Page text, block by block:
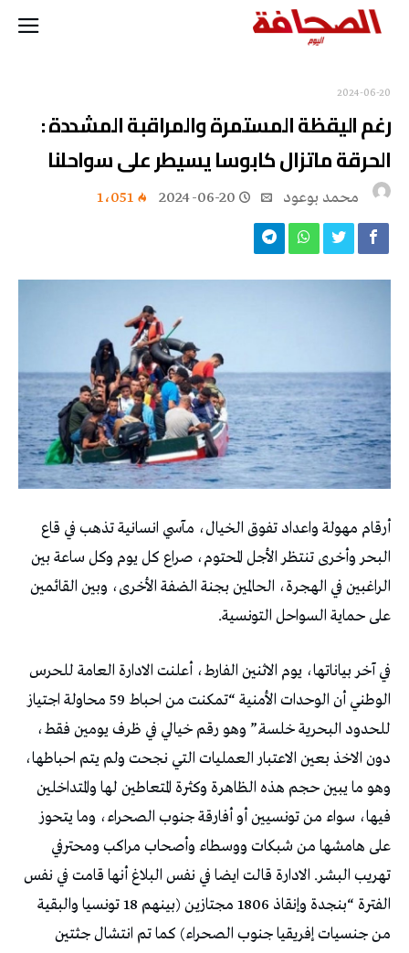
2024-06-20
رغم اليقظة المستمرة والمراقبة المشددة :
الحرقة ماتزال كابوسا يسيطر على سواحلنا
محمد بوعود 2024-06-20 1٬051
أرقام مهولة واعداد تفوق الخيال، مآسي انسانية تذهب في قاع
البحر وأخرى تنتظر الأجل المحتوم، صراع كل يوم وكل ساعة بين
الراغبين في الهجرة، الحالمين بجنة الضفة الأخرى، وبين القائمين
على حماية السواحل التونسية.
في آخر بياناتها، يوم الاثنين الفارط، أعلنت الادارة العامة للحرس
الوطني أن الوحدات الأمنية “تمكنت من احباط 59 محاولة اجتياز
للحدود البحرية خلسة.” وهو رقم خيالي في ظرف يومين فقط،
دون الاخذ بعين الاعتبار العمليات التي نجحت ولم يتم احباطها،
وهو ما يبين حجم هذه الظاهرة وكثرة المتعاطين لها والمتداخلين
فيها، سواء من تونسيين أو أفارقة جنوب الصحراء، وما يتحوز
على هامشها من شبكات ووسطاء وأصحاب مراكب ومحترفي
تهريب البشر. الادارة قالت ايضا في نفس البلاغ أنها قامت في نفس
الفترة “بنجدة وإنقاذ 1806 مجتازين (بينهم 18 تونسيا والبقية
من جنسيات إفريقيا جنوب الصحراء) كما تم انتشال جثتين